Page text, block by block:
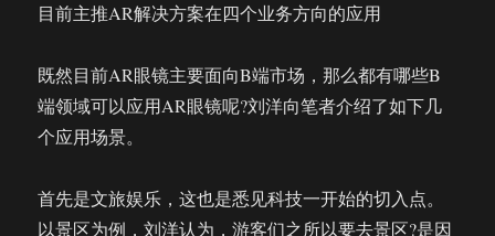
目前主推AR解决方案在四个业务方向的应用
既然目前AR眼镜主要面向B端市场，那么都有哪些B
端领域可以应用AR眼镜呢?刘洋向笔者介绍了如下几
个应用场景。
首先是文旅娱乐，这也是悉见科技一开始的切入点。
以景区为例，刘洋认为，游客们之所以要去景区?是因